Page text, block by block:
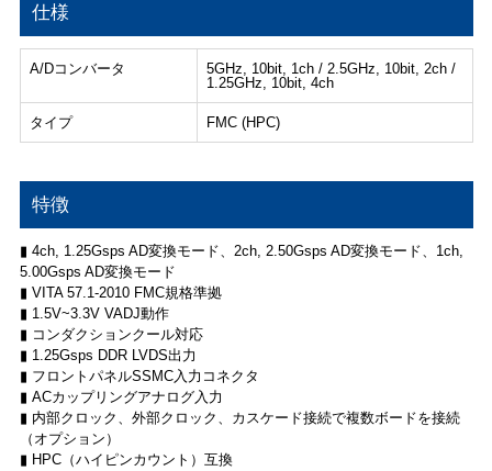
仕様
A/Dコンバータ
5GHz, 10bit, 1ch / 2.5GHz, 10bit, 2ch /
1.25GHz, 10bit, 4ch
タイプ FMC (HPC)
特徴
▮ 4ch, 1.25Gsps AD変換モード、2ch, 2.50Gsps AD変換モード、1ch,
5.00Gsps AD変換モード
▮ VITA 57.1-2010 FMC規格準拠
▮ 1.5V~3.3V VADJ動作
▮ コンダクションクール対応
▮ 1.25Gsps DDR LVDS出力
▮ フロントパネルSSMC入力コネクタ
▮ ACカップリングアナログ入力
▮ 内部クロック、外部クロック、カスケード接続で複数ボードを接続
（オプション）
▮ HPC（ハイピンカウント）互換